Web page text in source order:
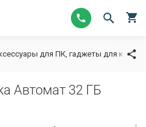
для ПК, гаджеты для
Автомат 32 ГБ